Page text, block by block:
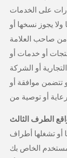
على الخدمات
ولا يجوز نسخها أو
من صاحب العلامة
أو خدمات أو
أو الشركة
تتضمن موافقة أو
الطرف الثالث
أو تشغلها أطراف
الخاص بك